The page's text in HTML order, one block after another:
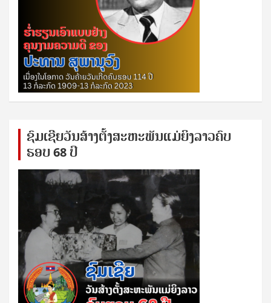
ຊົ​ມ​ເຊີຍ​ວັນ​ສ້າງ​ຕັ້ງ​ສະ​ຫະ​ພັນ​ແມ່​ຍິງ​​ລາວຄົບ​
ຮອບ 68 ປິ